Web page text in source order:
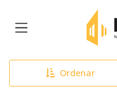
Ordenar